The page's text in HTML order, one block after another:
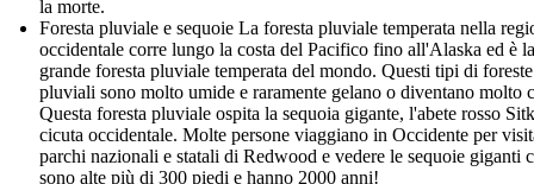
la morte.
Foresta pluviale e sequoie La foresta pluviale temperata nella
occidentale corre lungo la costa del Pacifico fino all'Alaska ed è
grande foresta pluviale temperata del mondo. Questi tipi di foreste
pluviali sono molto umide e raramente gelano o diventano molto
Questa foresta pluviale ospita la sequoia gigante, l'abete rosso
cicuta occidentale. Molte persone viaggiano in Occidente per
parchi nazionali e statali di Redwood e vedere le sequoie giganti
sono alte più di 300 piedi e hanno 2000 anni!